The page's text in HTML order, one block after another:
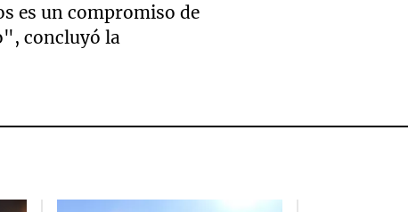
es un compromiso de
concluyó la